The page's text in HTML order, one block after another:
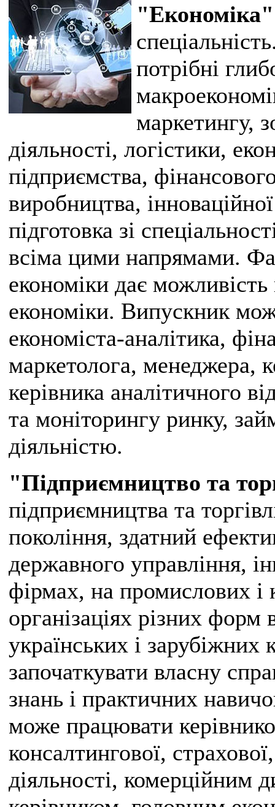
"Економіка"
потрібні
маркетингу,
діяльності, логістики,
підприємства,
виробництва,
підготовка зі
всіма цими напрямами.
економіки дає
економіки. Випускник
економіста-аналітика,
маркетолога, менеджера,
керівника аналітичного
та моніторингу ринку,
діяльністю.
"Підприємництво та
підприємництва та
покоління, здатний
державного управління,
фірмах, на промислових і
організаціях різних форм
українських і
започаткувати власну
знань і практичних
може працювати
консалтингової,
діяльності, комерційним